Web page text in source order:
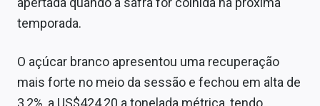
temporada.
O açúcar branco apresentou uma recuperação
mais forte no meio da sessão e fechou em alta de